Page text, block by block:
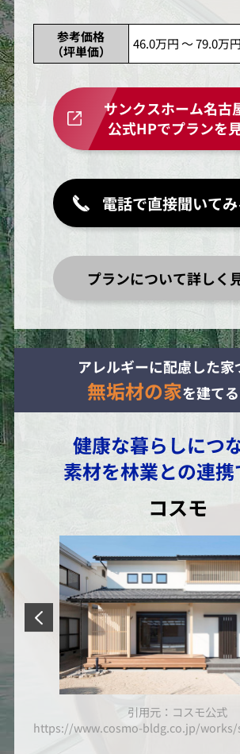
参考価格
（坪単価）
46.0万円 ～ 79.0万
サンクスホーム名古
公式HPでプランを
電話で直接聞いて
プランについて詳しく
アレルギーに配慮した家
無垢材の家を建て
健康な暮らしにつ
素材を林業との連
コスモ
引用元：コスモ公式
https://www.cosmo-bldg.co.jp/works/